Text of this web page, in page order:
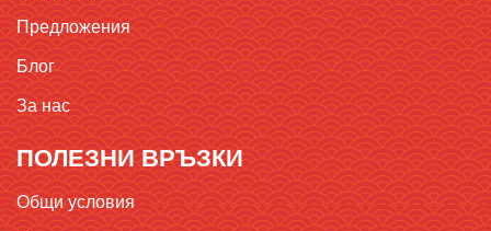
Предложения
Блог
За нас
ПОЛЕЗНИ ВРЪЗКИ
Общи условия